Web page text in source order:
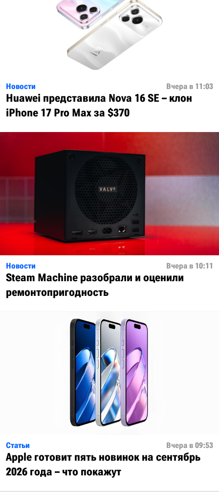
Новости Вчера в 11:03
Huawei представила Nova 16 SE – клон
iPhone 17 Pro Max за $370
Новости Вчера в 10:11
Steam Machine разобрали и оценили
ремонтопригодность
Статьи Вчера в 09:53
Apple готовит пять новинок на сентябрь
2026 года – что покажут